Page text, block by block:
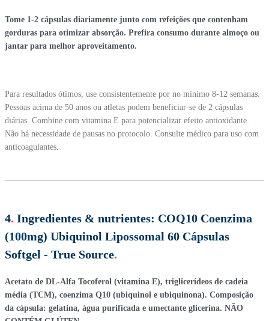
Tome 1-2 cápsulas diariamente junto com refeições que contenham
gorduras para otimizar absorção. Prefira consumo durante almoço ou
jantar para melhor aproveitamento.
Para resultados ótimos, use consistentemente por no mínimo 8-12 semanas.
Pessoas acima de 50 anos ou atletas podem beneficiar-se de 2 cápsulas
diárias. Combine com vitamina E para potencializar efeito antioxidante.
Não há necessidade de pausas no protocolo. Consulte médico para uso com
anticoagulantes.
4. Ingredientes & nutrientes: COQ10 Coenzima
(100mg) Ubiquinol Lipossomal 60 Cápsulas
Softgel - True Source.
Acetato de DL-Alfa Tocoferol (vitamina E), triglicerídeos de cadeia
média (TCM), coenzima Q10 (ubiquinol e ubiquinona). Composição
da cápsula: gelatina, água purificada e umectante glicerina. NÃO